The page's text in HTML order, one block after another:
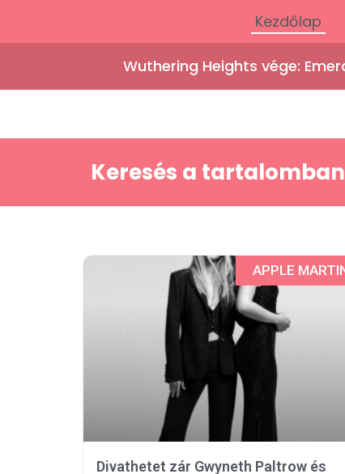
Kezdőlap
Wuthering Heights vége:
Keresés a tartalomban
APPLE
Divathetet zár Gwyneth Paltrow és